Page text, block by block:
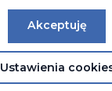
Akceptuję
Ustawienia